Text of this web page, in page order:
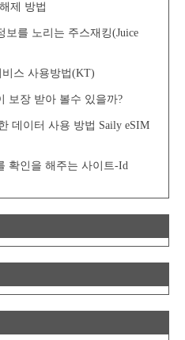
제 방법
를 노리는 주스재킹(Juice
스 사용방법(KT)
보장 받아 볼수 있을까?
데이터 사용 방법 Saily eSIM
확인을 해주는 사이트-Id